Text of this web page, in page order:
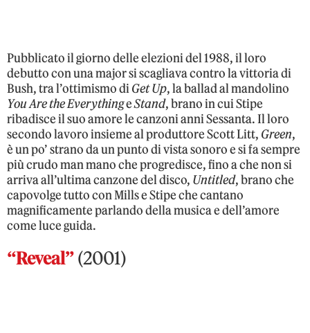
Pubblicato il giorno delle elezioni del 1988, il loro
debutto con una major si scagliava contro la vittoria di
Bush, tra l’ottimismo diGet Up, la ballad al mandolino
You Are the EverythingeStand, brano in cui Stipe
ribadisce il suo amore le canzoni anni Sessanta. Il loro
secondo lavoro insieme al produttore Scott Litt, Green,
è un po’ strano da un punto di vista sonoro e si fa sempre
più crudo man mano che progredisce, fino a che non si
arriva all’ultima canzone del disco, Untitled, brano che
capovolge tutto con Mills e Stipe che cantano
magnificamente parlando della musica e dell’amore
come luce guida.
“Reveal”(2001)